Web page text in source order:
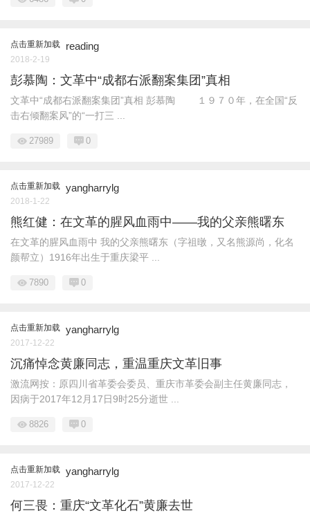
点击重新加载 reading
2018-2-19
彭慕陶：文革中“成都右派翻案集团”真相
文革中“成都右派翻案集团”真相 彭慕陶 １９７０年，在全国“反
击右倾翻案风”的“一打三 ...
27989 0
点击重新加载 yangharrylg
2018-1-22
熊红健：在文革的腥风血雨中——我的父亲熊曙东
在文革的腥风血雨中 我的父亲熊曙东（字祖暾，又名熊源尚，化名
颜帮立）1916年出生于重庆梁平 ...
7890 0
点击重新加载 yangharrylg
2017-12-22
沉痛悼念黄廉同志，重温重庆文革旧事
激流网按：原四川省革委会委员、重庆市革委会副主任黄廉同志，
因病于2017年12月17日9时25分逝世 ...
8826 0
点击重新加载 yangharrylg
2017-12-22
何三畏：重庆“文革化石”黄廉去世